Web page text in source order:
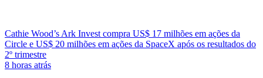
Cathie Wood’s Ark Invest compra US$ 17 milhões em ações da
Circle e US$ 20 milhões em ações da SpaceX após os resultados do
2º trimestre
8 horas atrás